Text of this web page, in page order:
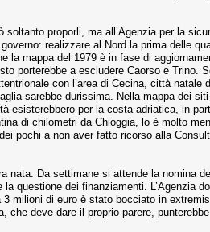
proporli, ma all’Agenzia per la
realizzare al Nord la prima delle
mappa del 1979 è in fase di
porterebbe a escludere Caorso e Trino.
con l’area di Cecina, città
sarebbe durissima. Nella mappa dei
per la costa adriatica, in
di chilometri da Chioggia, lo è molto
pochi a non aver fatto ricorso alla
nata. Da settimane si attende la nomina
questione dei finanziamenti. L’Agen­zia
milioni di euro è stato bocciato in
deve dare il pro­prio parere,